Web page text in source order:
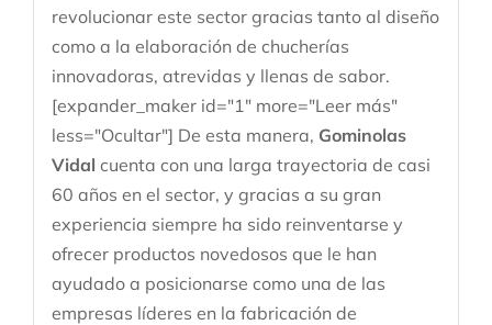
revolucionar este sector gracias tanto al diseño
como a la elaboración de chucherías
innovadoras, atrevidas y llenas de sabor.
[expander_maker id="1" more="Leer más"
less="Ocultar"] De esta manera, Gominolas
Vidal cuenta con una larga trayectoria de casi
60 años en el sector, y gracias a su gran
experiencia siempre ha sido reinventarse y
ofrecer productos novedosos que le han
ayudado a posicionarse como una de las
empresas líderes en la fabricación de